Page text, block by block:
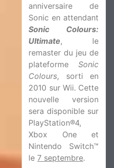
anniversaire de
Sonic en attendant
Sonic Colours:
Ultimate, le
remaster du jeu de
plateformeSonic
Colours, sorti en
2010 sur Wii. Cette
nouvelle version
sera disponible sur
PlayStation®4,
Xbox One et
Nintendo Switch™
le 7 septembre.